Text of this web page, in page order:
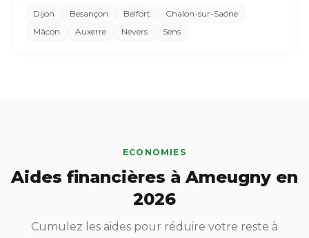
Dijon Besançon Belfort
Chalon-sur-Saône
Mâcon
Auxerre Nevers Sens
ECONOMIES
Aides financières à Ameugny en
2026
Cumulez les aides pour réduire votre reste à